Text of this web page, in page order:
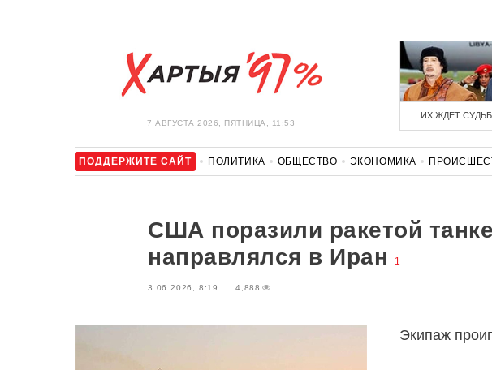
7 АВГУСТА 2026, ПЯТНИЦА, 11:53
ИХ ЖДЕТ
ПОДДЕРЖИТЕ САЙТ ПОЛИТИКА ОБЩЕСТВО ЭКОНОМИКА
США поразили ракетой
направлялся в Иран
1
3.06.2026, 8:19 4,888
Экипаж